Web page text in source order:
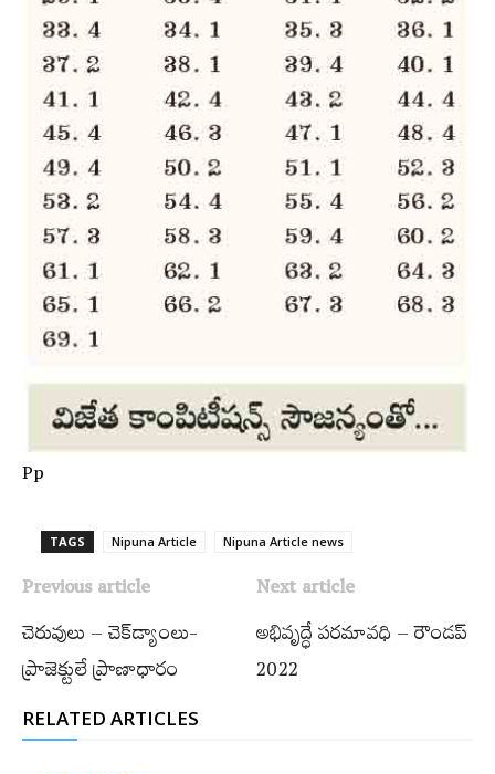
Pp
TAGS Nipuna Article Nipuna Article news
Previous article
చెరువులు – చెక్‌డ్యాంలు-
ప్రాజెక్టులే ప్రాణాధారం
Next article
అభివృద్ధే పరమావధి – రౌండప్‌
2022
RELATED ARTICLES